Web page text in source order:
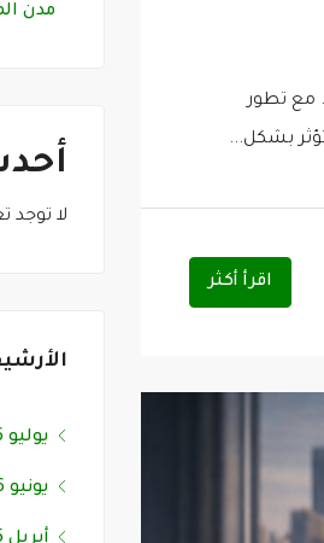
مع تطور
بشكل...
اقرأ أكثر
مدن
لا توجد
يوليو 2026
يونيو 2026